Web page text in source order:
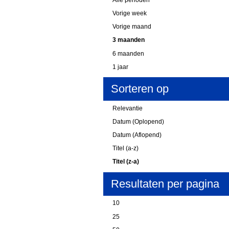
Vorige week
Vorige maand
3 maanden
6 maanden
1 jaar
Sorteren op
Relevantie
Datum (Oplopend)
Datum (Aflopend)
Titel (a-z)
Titel (z-a)
Resultaten per pagina
10
25